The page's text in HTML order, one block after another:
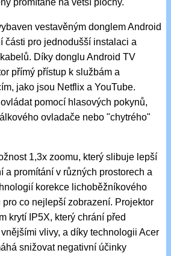
vestavěným donglem Android
části pro jednodušší instalaci a
Díky donglu Android TV
přímý přístup k službám a
jako jsou Netflix a YouTube.
pomocí hlasových pokynů,
ovladače nebo "chytrého"
1,3x zoomu, který slibuje lepší
a promítání v různých prostorech a
korekce lichoběžníkového
co nejlepší zobrazení. Projektor
krytí IP5X, který chrání před
vlivy, a díky technologii Acer
snižovat negativní účinky